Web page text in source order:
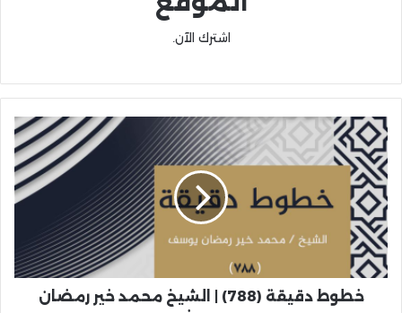
اشترك الآن.
خطوط دقيقة (788) | الشيخ محمد خير رمضان